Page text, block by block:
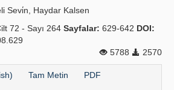
Sevi̇n, Haydar Kalsen
72 - Sayı 264 Sayfalar: 629-642 DOI:
5788
2570
Tam Metin PDF